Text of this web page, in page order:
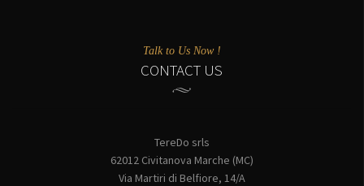
Talk to Us Now !
CONTACT US
TereDo srls
62012 Civitanova Marche (MC)
Via Martiri di Belfiore, 14/A